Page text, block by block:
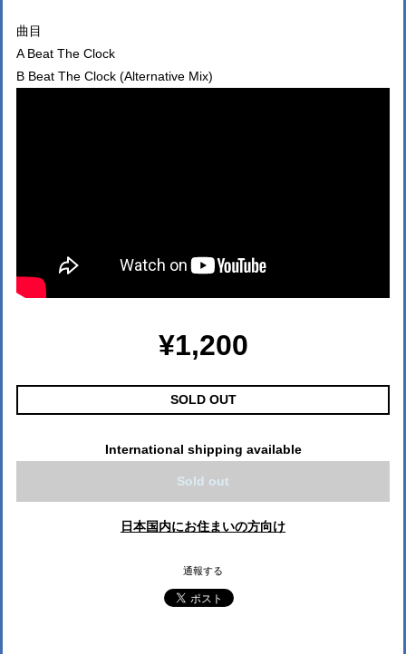
曲目
A Beat The Clock
B Beat The Clock (Alternative Mix)
¥1,200
SOLD OUT
International shipping available
Sold out
日本国内にお住まいの方向け
通報する